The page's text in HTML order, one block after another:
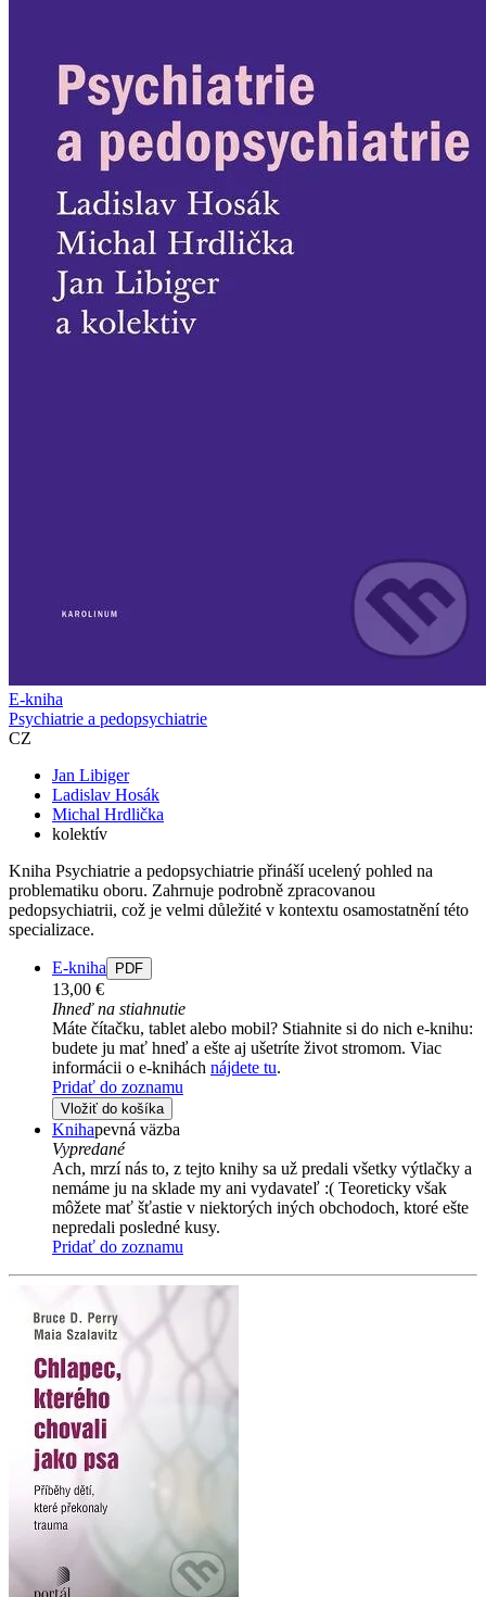
E-kniha
Psychiatrie a pedopsychiatrie
CZ
Jan Libiger
Ladislav Hosák
Michal Hrdlička
kolektív
Kniha Psychiatrie a pedopsychiatrie přináší ucelený pohled na
problematiku oboru. Zahrnuje podrobně zpracovanou
pedopsychiatrii, což je velmi důležité v kontextu osamostatnění této
specializace.
E-kniha PDF
13,00 €
Ihneď na stiahnutie
Máte čítačku, tablet alebo mobil? Stiahnite si do nich e-knihu:
budete ju mať hneď a ešte aj ušetríte život stromom. Viac
informácii o e-knihách nájdete tu.
Pridať do zoznamu
Vložiť do košíka
Knihapevná väzba
Vypredané
Ach, mrzí nás to, z tejto knihy sa už predali všetky výtlačky a
nemáme ju na sklade my ani vydavateľ :( Teoreticky však
môžete mať šťastie v niektorých iných obchodoch, ktoré ešte
nepredali posledné kusy.
Pridať do zoznamu